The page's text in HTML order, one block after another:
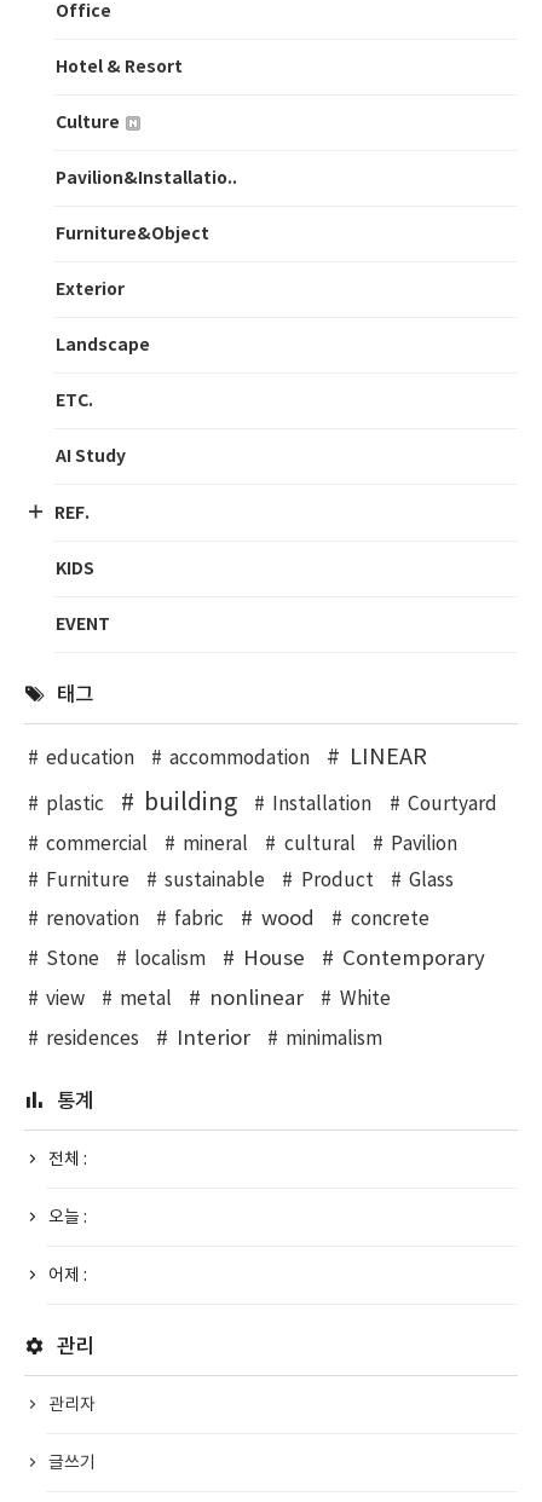
Office
Hotel & Resort
Culture
Pavilion&Installatio..
Furniture&Object
Exterior
Landscape
ETC.
AI Study
REF.
KIDS
EVENT
태그
education accommodation LINEAR
plastic building Installation
Courtyard
commercial
mineral cultural
Pavilion
Furniture
sustainable Product
Glass
renovation
fabric wood
concrete
Stone
localism House Contemporary
view metal nonlinear
White
residences
Interior minimalism
통계
전체 :
오늘 :
어제 :
관리
관리자
글쓰기